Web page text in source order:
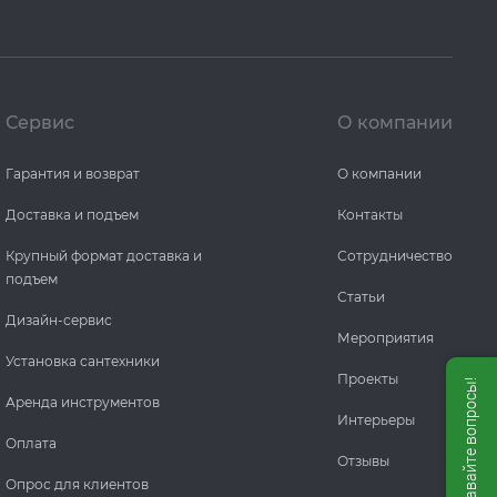
Сервис
Гарантия и возврат
Доставка и подъем
Крупный формат доставка и
подъем
Дизайн-сервис
Установка сантехники
Аренда инструментов
Оплата
Опрос для клиентов
О компании
О компании
Контакты
Сотрудничество
Статьи
Мероприятия
Проекты
Интерьеры
Отзывы